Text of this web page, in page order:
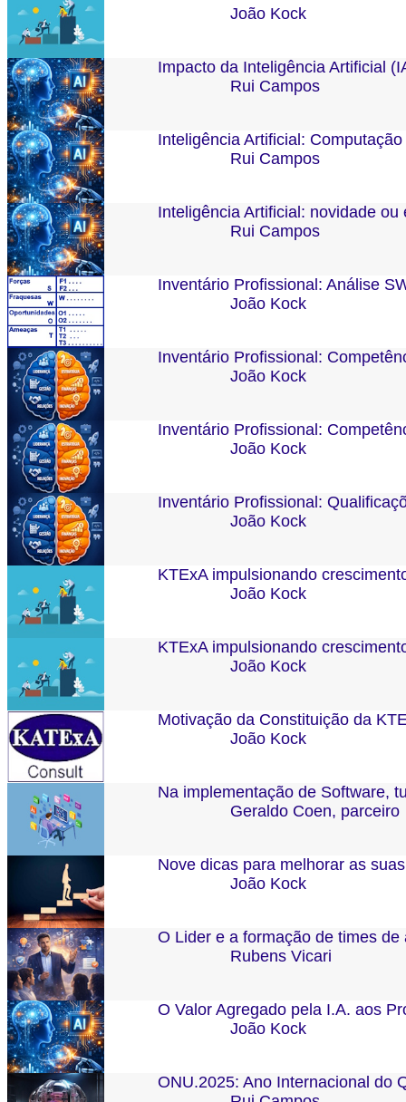
João Kock
Impacto da Inteligência Artificial
Rui Campos
Inteligência Artificial:
Rui Campos
Inteligência Artificial: novidade ou
Rui Campos
Inventário Profissional: Análise
João Kock
Inventário Profissional:
João Kock
Inventário Profissional:
João Kock
Inventário Profissional:
João Kock
KTExA impulsionando
João Kock
KTExA impulsionando
João Kock
Motivação da Constituição da
João Kock
Na implementação de Software,
Geraldo Coen, parceiro
Nove dicas para melhorar as
João Kock
O Lider e a formação de times de
Rubens Vicari
O Valor Agregado pela I.A. aos
João Kock
ONU.2025: Ano Internacional do